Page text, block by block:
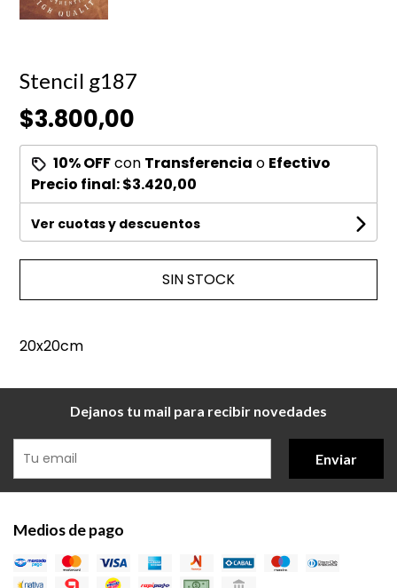
Stencil g187
$3.800,00
10% OFFcon Transferencia o Efectivo
Precio final:$3.420,00
Ver cuotas y descuentos
SIN STOCK
20x20cm
Dejanos tu mail para recibir novedades
Enviar
Medios de pago